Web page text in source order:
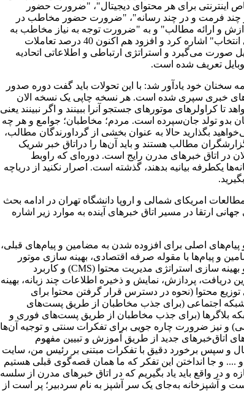
اینترنتی برای هر محتوای دیجیتال"، "ضرورت حضور
چند فرمت و در چند رسانه"، "ضرورت حضور مخاطب در
و ارائه مطالب" و به "ضرورت توجه به نیاز مخاطب به
چند فرمت برای انتخاب" اشاره کرد و افزود هم ‌اکنون 40 درصد تعاملات
صورت می‌گیرد و استراتژی ارتباطی و اطلاعاتی اتحادیه
موبایل تعریف شده است.
سخنان خود یادآور شد: با این تحولات باید گفت دوره صدور
خبری سپری شده است. هر نسخه چاپی یک نسخه الان
تا کراولرهای موتورهای جستجو آنرا ببینند و اگر نبینند یعنی
بدو تولد جان‌سپرده است. مردم؛ مخاطبان؛ جوامع و هر چه
بگذارید حالا به عنوان بخشی از گرداورندگان مطالب،
مطالب هستند و باید آن‌ها را دراتاق خبر شریک
در اتاق خبرهای مدرن رایج است. دوره‌ای که راوبط
یکطرفه بیانیه بدهند، گذشته است. اصرار نکنید از دریاچه
امریکای شمالی و اروپا دانشگاه تهران در ادامه بحث
ارتقا در مسیر اتاق خبرهای آینده به موارد زیر اشاره
پیام‌های اصلی برای افزوده شدن به مضامین و پیام‌های قبلی،
و پیام‌ها با مقوله صرفه اقتصادی، بهینه سازی موتور
جستجو (SEO) و بهینه سازی استراتژی مدیریت محتوا (CMS) و کاربرد
دریافت، پردازش، نمایش و ذخیره اطلاعات چند زبانه، بهینه
محتوا (نحوه در دسترس قرار گرفتن محتوا برای
شبکه اجتماعی (برای جذب مخاطبان از طریق پست‌های
بلاگرها (برای جذب مخاطبان از طریق پست‌های فوری و
و نیز ضرورت چاره جویی برای تفکرات سنتی و توجیه آن‌ها
اتاق‌خبرهای جدید از طریق آموزش و تبیین مفهوم
و سپس برخورد دقیق با تفکرات مبتنی بر رئیس من، سایت
و جا انداختن این تفکر که ما همان قصه‌گوی قبلی هستیم
تازه و در واقع باید یاد بگیریم که در اتاق خبرهای مدرن از سلسه
و آشپزخانه به‌جای یک سر آشپز به نام سردبیر؛ پر است از